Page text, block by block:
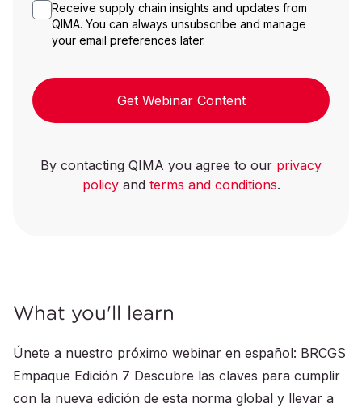
Receive supply chain insights and updates from
QIMA. You can always unsubscribe and manage
your email preferences later.
Get Webinar Content
By contacting QIMA you agree to our privacy
policyand terms and conditions.
What you'll learn
Únete a nuestro próximo webinar en español: BRCGS
Empaque Edición 7 Descubre las claves para cumplir
con la nueva edición de esta norma global y llevar a